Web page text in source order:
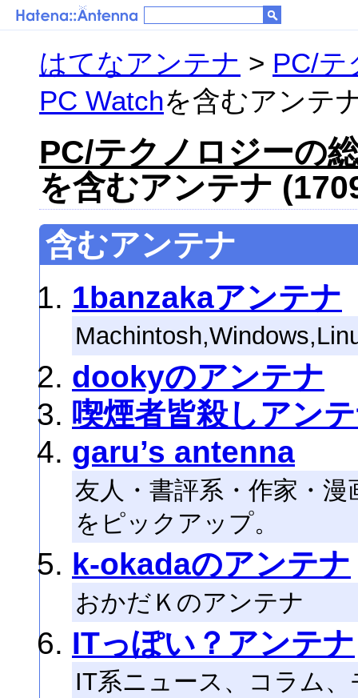
はてなアンテナ > PC/テ
PC Watchを含むアンテ
PC/テクノロジーの
を含むアンテナ
含むアンテナ
1banzakaアンテナ
dookyのアンテナ
喫煙者皆殺しアン
garu’s antenna
友人・書評系・作家・
をピックアップ。
k-okadaのアンテナ
おかだＫのアンテナ
ITっぽい？アンテナ
IT系ニュース、コラム